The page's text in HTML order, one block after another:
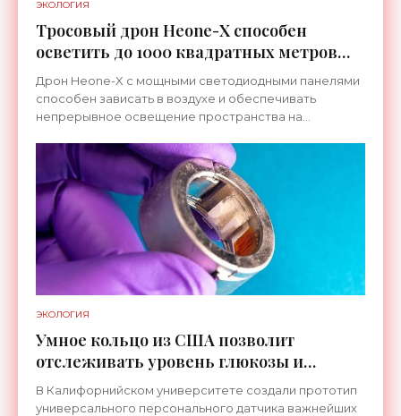
ЭКОЛОГИЯ
Тросовый дрон Heone-X способен
осветить до 1000 квадратных метров
земли - «Беспилотники»
Дрон Heone-X с мощными светодиодными панелями
способен зависать в воздухе и обеспечивать
непрерывное освещение пространства на
источников света,
ЭКОЛОГИЯ
Умное кольцо из США позволит
отслеживать уровень глюкозы и
многих других веществ в крови -
«Технологии»
В Калифорнийском университете создали прототип
универсального персонального датчика важнейших